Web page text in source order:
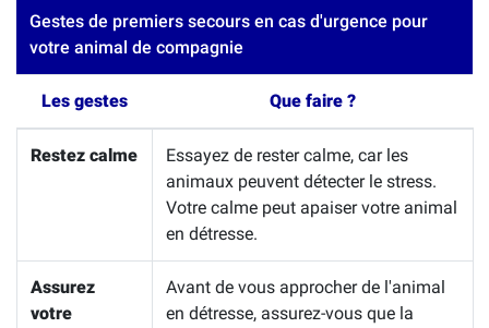
Gestes de premiers secours en cas d'urgence pour
votre animal de compagnie
Les gestes Que faire ?
Restez calme
Essayez de rester calme, car les
animaux peuvent détecter le stress.
Votre calme peut apaiser votre animal
en détresse.
Assurez
votre
Avant de vous approcher de l'animal
en détresse, assurez-vous que la